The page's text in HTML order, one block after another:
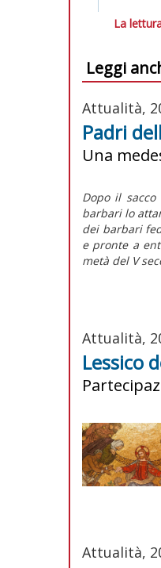
La
Leggi
Attualità,
Padri
Una
Dopo il
barbarilo
dei barbari
e pronte a
metà del V
Attualità,
Lessico
Attualità,